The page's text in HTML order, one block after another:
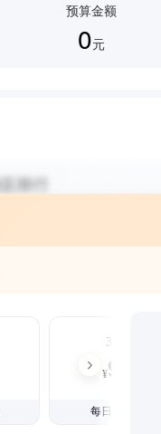
预算金额
0元
3个月
¥99
每日仅1.08元